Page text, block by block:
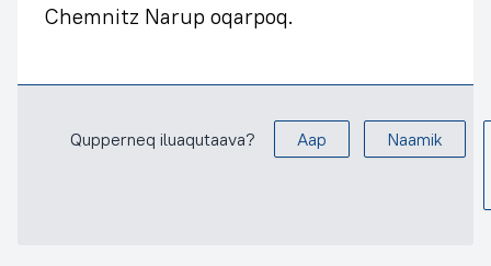
Chemnitz Narup oqarpoq.
Qupperneq iluaqutaava? Aap Naamik